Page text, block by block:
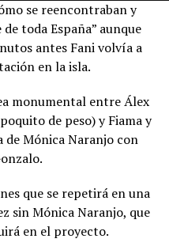
se reencontraban y
toda España” aunque
antes Fani volvía a
en la isla.
monumental entre Álex
de peso) y Fiama y
de Mónica Naranjo con
que se repetirá en una
sin Mónica Naranjo, que
en el proyecto.